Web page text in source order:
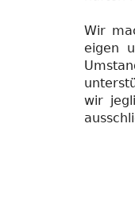
Wir
eigen
wir